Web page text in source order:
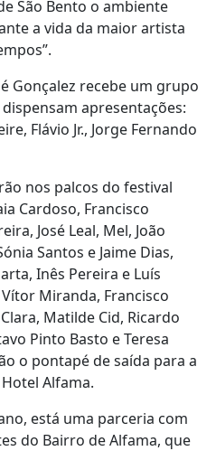
São Bento o ambiente
a vida da maior artista
Gonçalez recebe um grupo
apresentações:
Flávio Jr., Jorge Fernando
nos palcos do festival
Cardoso, Francisco
José Leal, Mel, João
Santos e Jaime Dias,
Inês Pereira e Luís
Miranda, Francisco
Matilde Cid, Ricardo
Pinto Basto e Teresa
o pontapé de saída para a
Alfama.
está uma parceria com
do Bairro de Alfama, que